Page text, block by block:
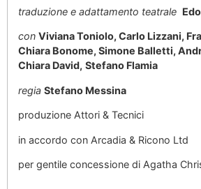
traduzione e adattamento teatrale
con Viviana Toniolo, Carlo Lizzani,
Chiara Bonome, Simone Balletti,
Chiara David, Stefano Flamia
regia Stefano Messina
produzione Attori & Tecnici
in accordo con Arcadia & Ricono Ltd
per gentile concessione di Agatha